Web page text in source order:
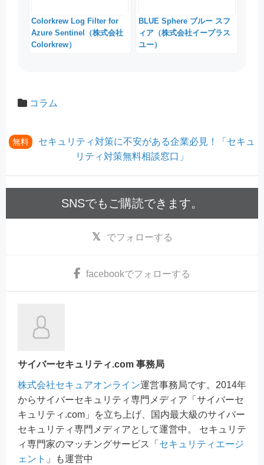
Colorkrew Log Filter for
Azure Sentinel（株式会社
Colorkrew）
BLUE Sphere ブルー スフ
ィア（株式会社イープラス
ユー）
コラム
無料
セキュリティ対策に不安がある企業必見！「セキュ
リティ対策無料相談窓口」
SNSでもご購読できます。
でフォローする
facebookでフォローする
サイバーセキュリティ.com 事務局
株式会社セキュアオンライン運営事務局です。2014年
からサイバーセキュリティ専門メディア「サイバーセ
キュリティ.com」を立ち上げ、国内最大級のサイバー
セキュリティ専門メディアとして運営中。 セキュリテ
ィ専門家のマッチングサービス「 セキュリティエージ
ェント 」も運営中